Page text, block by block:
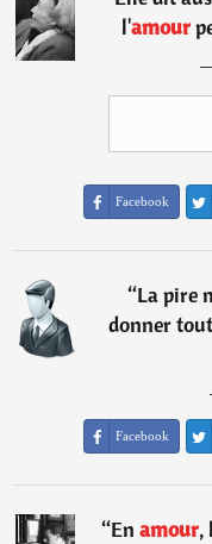
l'amour
Facebook
“La pire
donner
Facebook
“Enamour,